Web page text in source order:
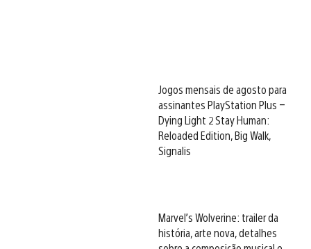
Jogos mensais de agosto para
assinantes PlayStation Plus –
Dying Light 2 Stay Human:
Reloaded Edition, Big Walk,
Signalis
Marvel’s Wolverine: trailer da
história, arte nova, detalhes